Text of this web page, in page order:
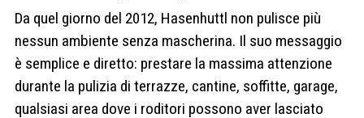
Da quel giorno del 2012, Hasenhuttl non pulisce più
nessun ambiente senza mascherina. Il suo messaggio
è semplice e diretto: prestare la massima attenzione
durante la pulizia di terrazze, cantine, soffitte, garage,
qualsiasi area dove i roditori possono aver lasciato